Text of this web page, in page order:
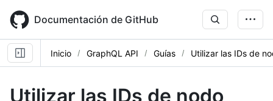
main
content
Documentación de GitHub
Inicio GraphQL API Guías Utilizar las IDs de
Utilizar las IDs de nodo